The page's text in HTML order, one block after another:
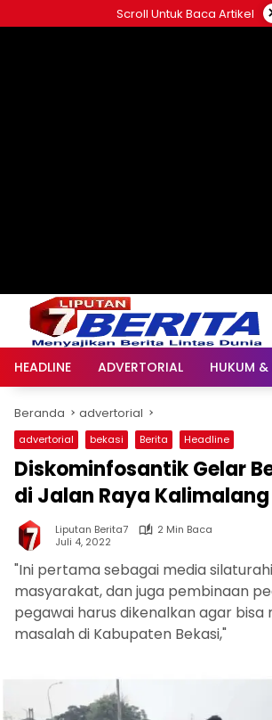
ke
Scroll Untuk Baca Artikel
HEADLINE ADVERTORIAL HUKUM &
Beranda advertorial
advertorial bekasi Berita Headline
Diskominfosantik Gelar
di Jalan Raya Kalimalang
Liputan Berita7
2 Min Baca
Juli 4, 2022
"Ini pertama sebagai media
masyarakat, dan juga pembinaan
pegawai harus dikenalkan agar
masalah di Kabupaten Bekasi,"